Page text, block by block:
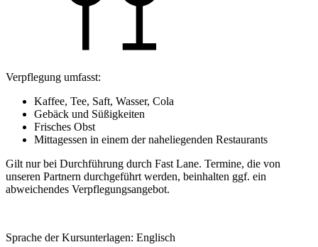
Verpflegung umfasst:
Kaffee, Tee, Saft, Wasser, Cola
Gebäck und Süßigkeiten
Frisches Obst
Mittagessen in einem der naheliegenden Restaurants
Gilt nur bei Durchführung durch Fast Lane. Termine, die von
unseren Partnern durchgeführt werden, beinhalten ggf. ein
abweichendes Verpflegungsangebot.
Sprache der Kursunterlagen: Englisch